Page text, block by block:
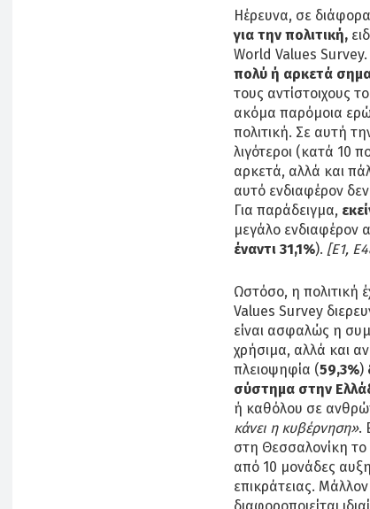
Ηέρευνα, σε
για την πολιτική,
World Values Survey.
πολύ ή αρκετά
τους αντίστοιχους
ακόμα παρόμοια
πολιτική. Σε αυτή
λιγότεροι (κατά 10
αρκετά, αλλά και
αυτό ενδιαφέρον
Για παράδειγμα,
μεγάλο ενδιαφέρον
έναντι 31,1%). [Ε1,
Ωστόσο, η πολιτική
Values Survey
είναι ασφαλώς η
χρήσιμα, αλλά και
πλειοψηφία (59,3%)
σύστημα στην
ή καθόλου σε
κάνει η κυβέρνηση».
στη Θεσσαλονίκη
από 10 μονάδες
επικράτειας.